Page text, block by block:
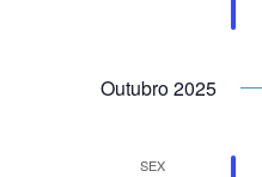
Outubro 2025
SEX